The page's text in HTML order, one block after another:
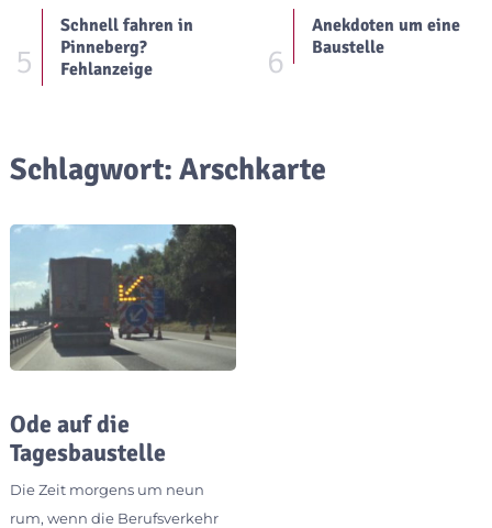
5
Schnell fahren in
Pinneberg?
Fehlanzeige
6
Anekdoten um eine
Baustelle
Schlagwort: Arschkarte
Ode auf die
Tagesbaustelle
Die Zeit morgens um neun
rum, wenn die Berufsverkehr